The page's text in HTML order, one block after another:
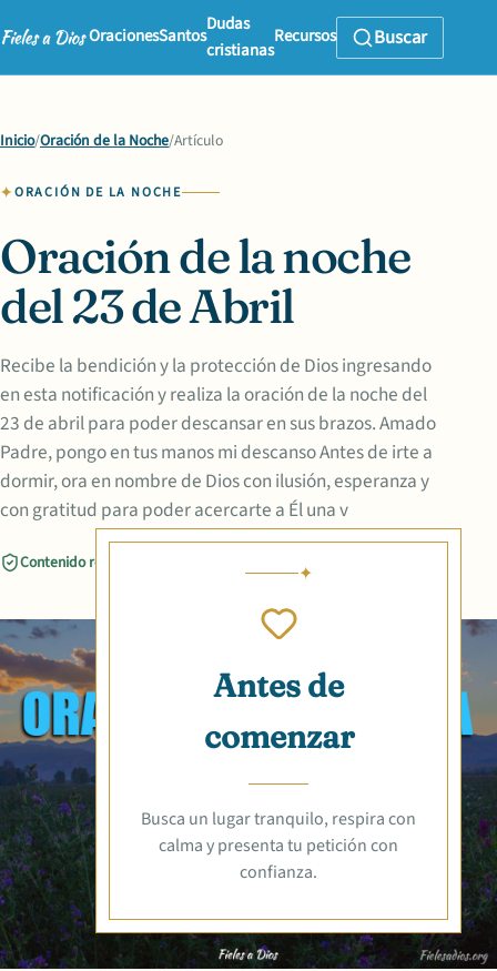
OracionesSantos
Dudas
cristianas
Recursos Buscar
Inicio/Oración de la Noche/Artículo
ORACIÓN DE LA NOCHE
Oración de la noche
del 23 de Abril
Recibe la bendición y la protección de Dios ingresando
en esta notificación y realiza la oración de la noche del
23 de abril para poder descansar en sus brazos. Amado
Padre, pongo en tus manos mi descanso Antes de irte a
dormir, ora en nombre de Dios con ilusión, esperanza y
con gratitud para poder acercarte a Él una v
Contenido revisado
Antes de
comenzar
Busca un lugar tranquilo, respira con
calma y presenta tu petición con
confianza.